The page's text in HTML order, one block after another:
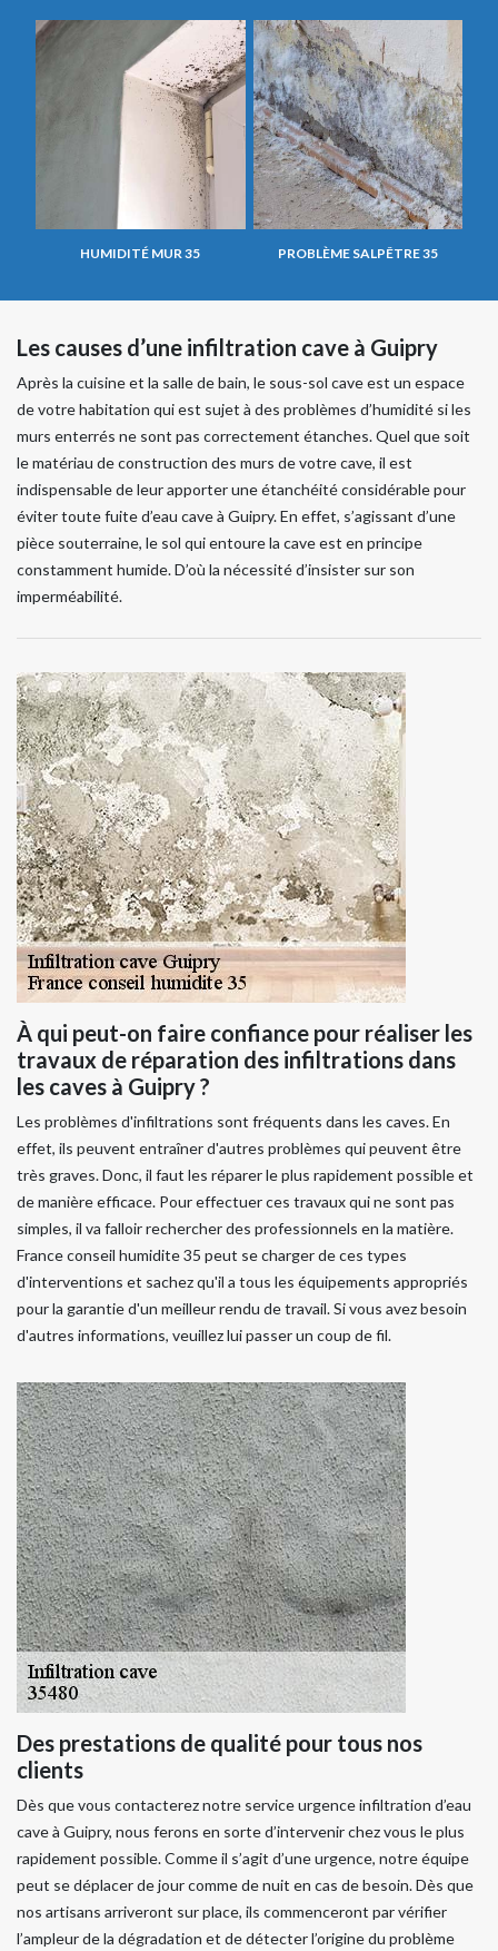
HUMIDITÉ MUR 35 PROBLÈME SALPÊTRE 35
Les causes d’une infiltration cave à Guipry
Après la cuisine et la salle de bain, le sous-sol cave est un espace
de votre habitation qui est sujet à des problèmes d’humidité si les
murs enterrés ne sont pas correctement étanches. Quel que soit
le matériau de construction des murs de votre cave, il est
indispensable de leur apporter une étanchéité considérable pour
éviter toute fuite d’eau cave à Guipry. En effet, s’agissant d’une
pièce souterraine, le sol qui entoure la cave est en principe
constamment humide. D’où la nécessité d’insister sur son
imperméabilité.
À qui peut-on faire confiance pour réaliser les
travaux de réparation des infiltrations dans
les caves à Guipry ?
Les problèmes d'infiltrations sont fréquents dans les caves. En
effet, ils peuvent entraîner d'autres problèmes qui peuvent être
très graves. Donc, il faut les réparer le plus rapidement possible et
de manière efficace. Pour effectuer ces travaux qui ne sont pas
simples, il va falloir rechercher des professionnels en la matière.
France conseil humidite 35 peut se charger de ces types
d'interventions et sachez qu'il a tous les équipements appropriés
pour la garantie d'un meilleur rendu de travail. Si vous avez besoin
d'autres informations, veuillez lui passer un coup de fil.
Des prestations de qualité pour tous nos
clients
Dès que vous contacterez notre service urgence infiltration d’eau
cave à Guipry, nous ferons en sorte d’intervenir chez vous le plus
rapidement possible. Comme il s’agit d’une urgence, notre équipe
peut se déplacer de jour comme de nuit en cas de besoin. Dès que
nos artisans arriveront sur place, ils commenceront par vérifier
l’ampleur de la dégradation et de détecter l’origine du problème